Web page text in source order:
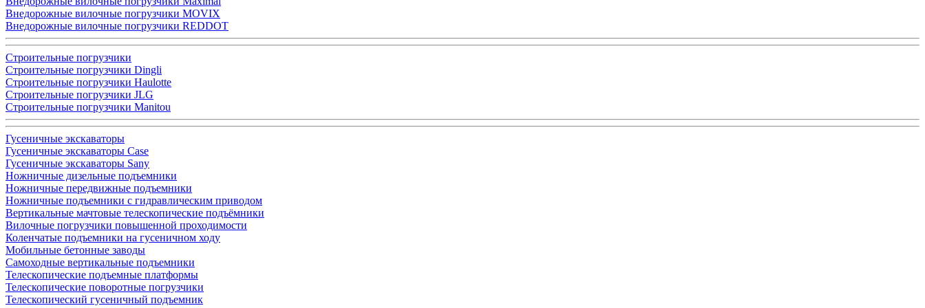
Внедорожные вилочные погрузчики MOVIX
Внедорожные вилочные погрузчики REDDOT
Строительные погрузчики
Строительные погрузчики Dingli
Строительные погрузчики Haulotte
Строительные погрузчики JLG
Строительные погрузчики Manitou
Гусеничные экскаваторы
Гусеничные экскаваторы Case
Гусеничные экскаваторы Sany
Ножничные дизельные подъемники
Ножничные передвижные подъемники
Ножничные подъемники с гидравлическим приводом
Вертикальные мачтовые телескопические подъёмники
Вилочные погрузчики повышенной проходимости
Коленчатые подъемники на гусеничном ходу
Мобильные бетонные заводы
Самоходные вертикальные подъемники
Телескопические подъемные платформы
Телескопические поворотные погрузчики
Телескопический гусеничный подъемник